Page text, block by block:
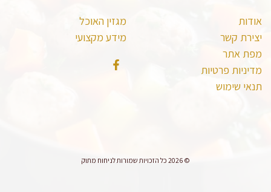
אודות
יצירת קשר
מפת אתר
מדיניות פרטיות
תנאי שימוש
מגזין האוכל
מידע מקצועי
© 2026 כל הזכויות שמורות לניחוח מתוק